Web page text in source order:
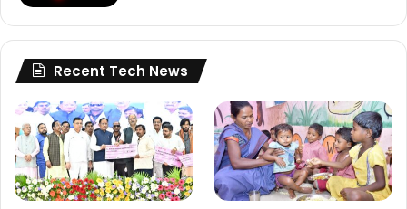
Recent Tech News